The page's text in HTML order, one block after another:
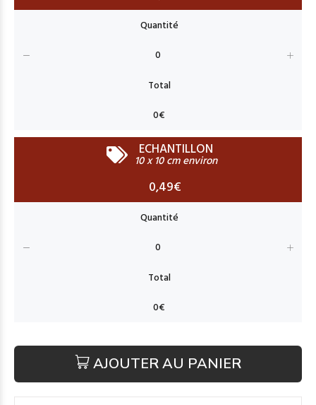
ECHANTILLON
10 x 10 cm environ
0,49€
AJOUTER AU PANIER